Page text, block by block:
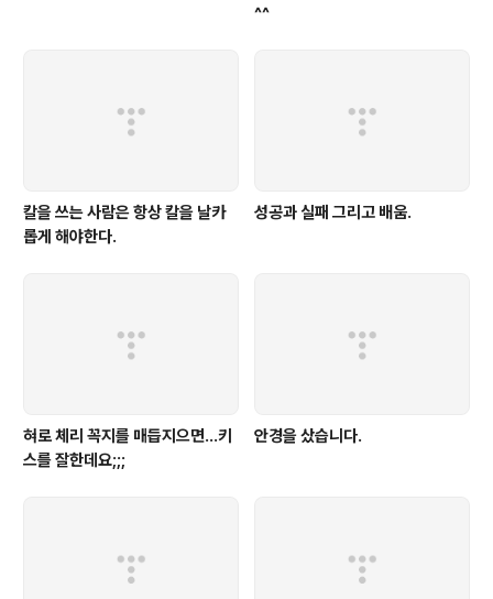
^^
칼을 쓰는 사람은 항상 칼을 날카
롭게 해야한다.
성공과 실패 그리고 배움.
혀로 체리 꼭지를 매듭지으면...키
스를 잘한데요;;;
안경을 샀습니다.